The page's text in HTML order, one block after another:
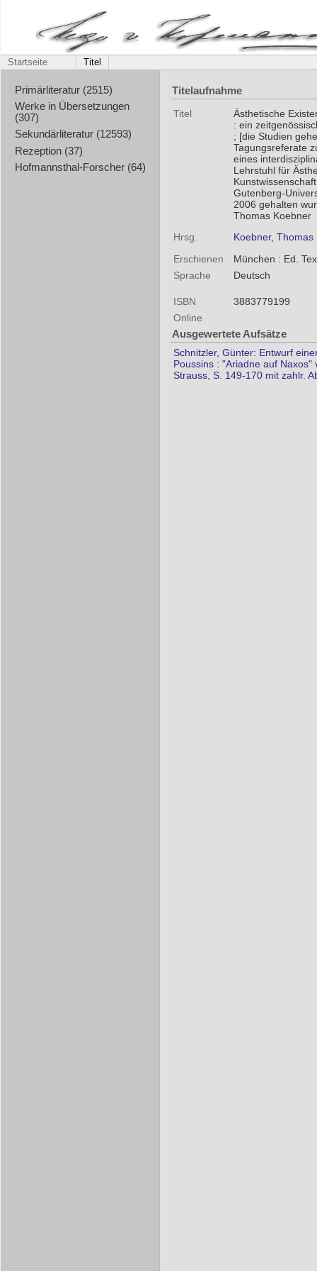
Startseite Titel
Primärliteratur (2515)
Werke in Übersetzungen
(307)
Sekundärliteratur (12593)
Rezeption (37)
Hofmannsthal-Forscher (64)
Titelaufnahme
Titel
Ästhetische
: ein
; [die Studien
Tagungsreferate
eines
Lehrstuhl für
Gutenberg-
2006 gehalten
Thomas Koebner
Hrsg.
Koebner, Thomas
Erschienen
München : Ed.
Sprache
Deutsch
ISBN
3883779199
Online
Ausgewertete Aufsätze
Schnitzler, Günter: Entwurf
Poussins : "Ariadne auf Naxos"
Strauss, S. 149-170 mit zahlr.